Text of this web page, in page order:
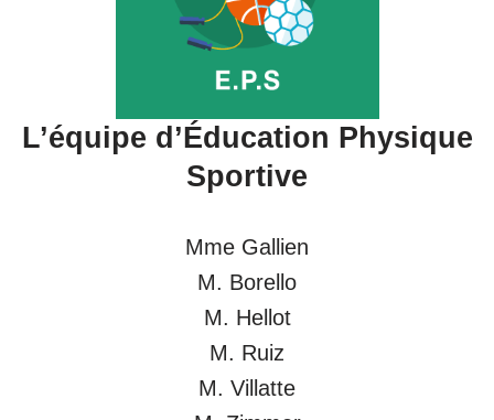
L’équipe d’Éducation Physique
Sportive
Mme Gallien
M. Borello
M. Hellot
M. Ruiz
M. Villatte